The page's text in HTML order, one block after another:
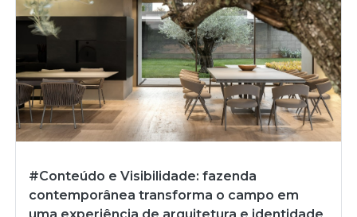
#Conteúdo e Visibilidade: fazenda
contemporânea transforma o campo em